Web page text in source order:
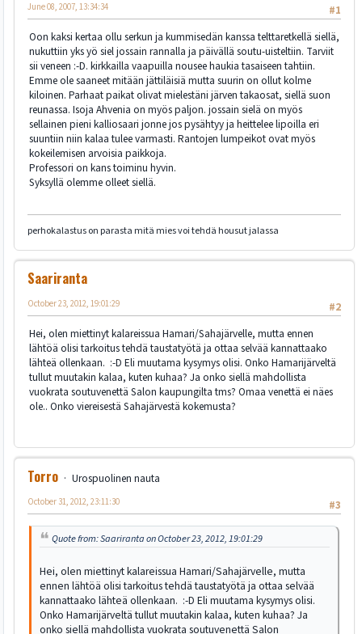
#1
June 08, 2007, 13:34:34
Oon kaksi kertaa ollu serkun ja kummisedän kanssa telttaretkellä siellä,
nukuttiin yks yö siel jossain rannalla ja päivällä soutu-uisteltiin. Tarviit
sii veneen :-D. kirkkailla vaapuilla nousee haukia tasaiseen tahtiin.
Emme ole saaneet mitään jättiläisiä mutta suurin on ollut kolme
kiloinen. Parhaat paikat olivat mielestäni järven takaosat, siellä suon
reunassa. Isoja Ahvenia on myös paljon. jossain sielä on myös
sellainen pieni kalliosaari jonne jos pysähtyy ja heittelee lipoilla eri
suuntiin niin kalaa tulee varmasti. Rantojen lumpeikot ovat myös
kokeilemisen arvoisia paikkoja.
Professori on kans toiminu hyvin.
Syksyllä olemme olleet siellä.
perhokalastus on parasta mitä mies voi tehdä housut jalassa
Saariranta
#2
October 23, 2012, 19:01:29
Hei, olen miettinyt kalareissua Hamari/Sahajärvelle, mutta ennen
lähtöä olisi tarkoitus tehdä taustatyötä ja ottaa selvää kannattaako
lähteä ollenkaan. :-D Eli muutama kysymys olisi. Onko Hamarijärveltä
tullut muutakin kalaa, kuten kuhaa? Ja onko siellä mahdollista
vuokrata soutuvenettä Salon kaupungilta tms? Omaa venettä ei näes
ole.. Onko viereisestä Sahajärvestä kokemusta?
Torro
Urospuolinen nauta
#3
October 31, 2012, 23:11:30
Quote from: Saariranta on October 23, 2012, 19:01:29
Hei, olen miettinyt kalareissua Hamari/Sahajärvelle, mutta
ennen lähtöä olisi tarkoitus tehdä taustatyötä ja ottaa selvää
kannattaako lähteä ollenkaan. :-D Eli muutama kysymys olisi.
Onko Hamarijärveltä tullut muutakin kalaa, kuten kuhaa? Ja
onko siellä mahdollista vuokrata soutuvenettä Salon